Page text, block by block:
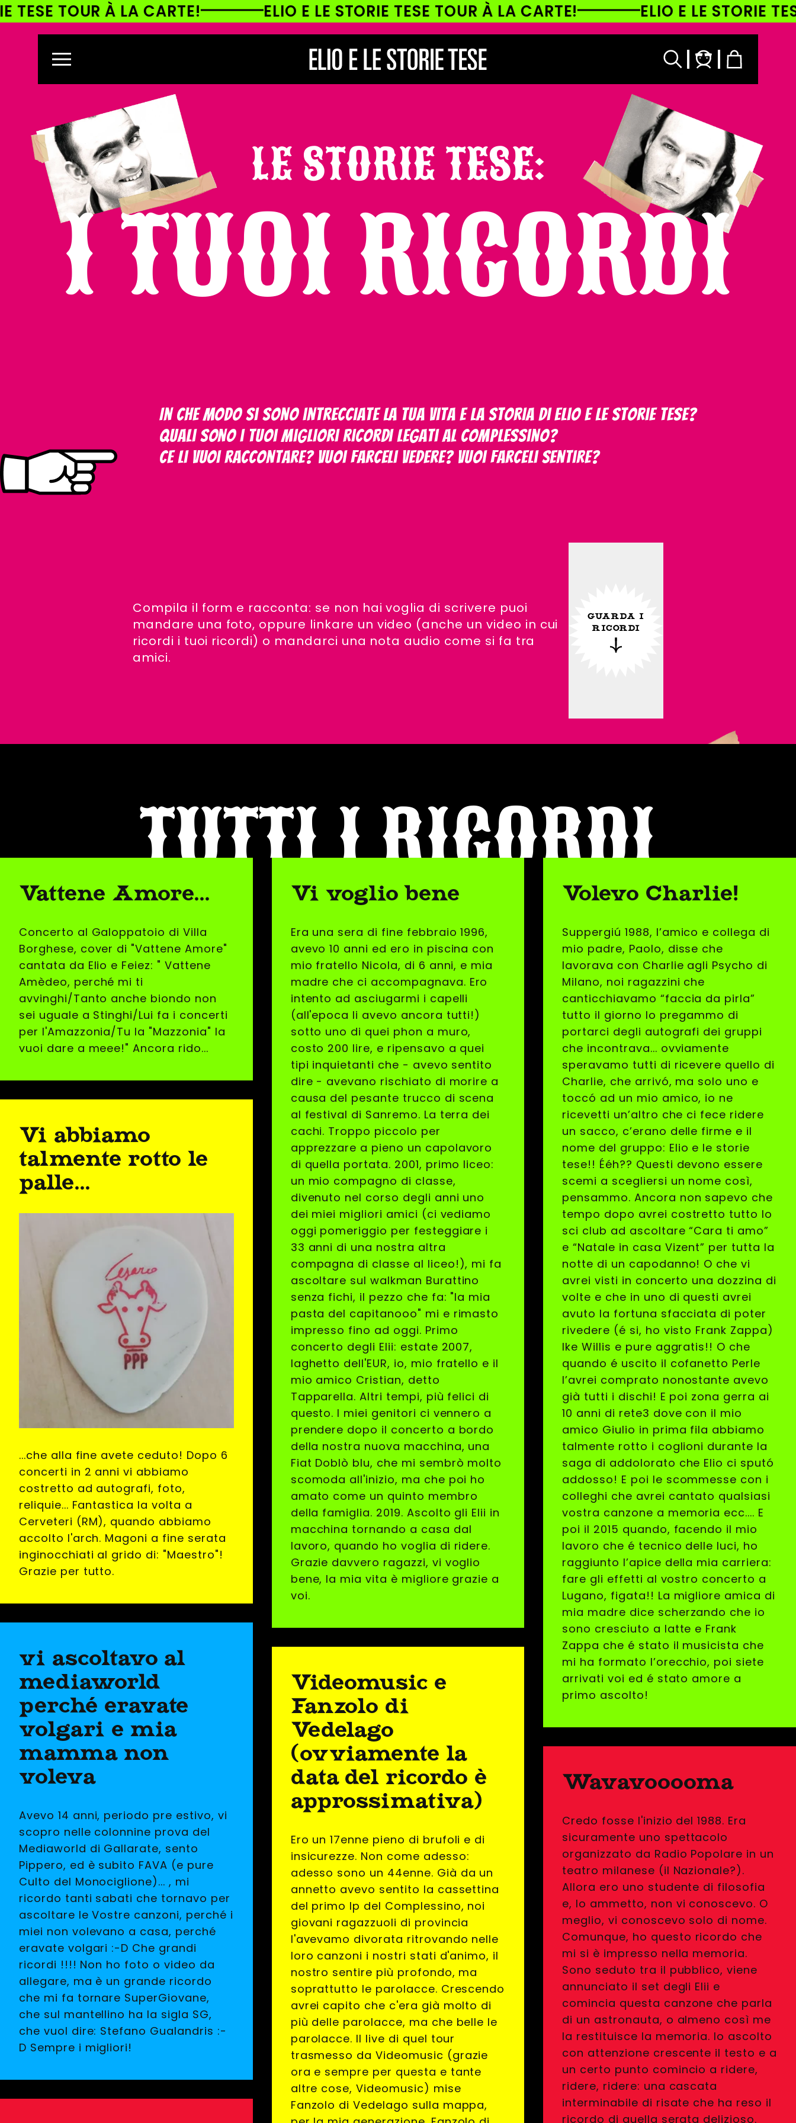
À LA CARTE! ELIO E LE STORIE TESE TOUR À LA CARTE! ELIO E LE STORIE TESE TOUR À
Accedi
Carrello
LE STORIE TESE:
I TUOI RICORDI
In che modo si sono intrecciate la tua vita e la storia di Elio e le Storie Tese?
Quali sono i tuoi migliori ricordi legati al Complessino?
Ce li vuoi raccontare? Vuoi farceli vedere? Vuoi farceli sentire?
Compila il form e racconta: se non hai voglia di scrivere puoi
mandare una foto, oppure linkare un video (anche un video in cui
ricordi i tuoi ricordi) o mandarci una nota audio come si fa tra
amici.
GUARDA I
RICORDI
TUTTI I RICORDI
Vattene Amore...
Concerto al Galoppatoio di Villa
Borghese, cover di "Vattene Amore"
cantata da Elio e Feiez: " Vattene
Amèdeo, perché mi ti
avvinghi/Tanto anche biondo non
sei uguale a Stinghi/Lui fa i concerti
per l'Amazzonia/Tu la "Mazzonia" la
vuoi dare a meee!" Ancora rido...
Vi abbiamo
talmente rotto le
palle...
...che alla fine avete ceduto! Dopo 6
concerti in 2 anni vi abbiamo
costretto ad autografi, foto,
reliquie... Fantastica la volta a
Cerveteri (RM), quando abbiamo
accolto l'arch. Magoni a fine serata
inginocchiati al grido di: "Maestro"!
Grazie per tutto.
vi ascoltavo al
mediaworld
perché eravate
volgari e mia
mamma non
voleva
Avevo 14 anni, periodo pre estivo, vi
scopro nelle colonnine prova del
Mediaworld di Gallarate, sento
Pippero, ed è subito FAVA (e pure
Culto del Monociglione)... , mi
ricordo tanti sabati che tornavo per
ascoltare le Vostre canzoni, perché i
miei non volevano a casa, perché
eravate volgari :-D Che grandi
ricordi !!!! Non ho foto o video da
allegare, ma è un grande ricordo
che mi fa tornare SuperGiovane,
che sul mantellino ha la sigla SG,
che vuol dire: Stefano Gualandris :-
D Sempre i migliori!
Vi voglio bene
Era una sera di fine febbraio 1996,
avevo 10 anni ed ero in piscina con
mio fratello Nicola, di 6 anni, e mia
madre che ci accompagnava. Ero
intento ad asciugarmi i capelli
(all'epoca li avevo ancora tutti!)
sotto uno di quei phon a muro,
costo 200 lire, e ripensavo a quei
tipi inquietanti che - avevo sentito
dire - avevano rischiato di morire a
causa del pesante trucco di scena
al festival di Sanremo. La terra dei
cachi. Troppo piccolo per
apprezzare a pieno un capolavoro
di quella portata. 2001, primo liceo:
un mio compagno di classe,
divenuto nel corso degli anni uno
dei miei migliori amici (ci vediamo
oggi pomeriggio per festeggiare i
33 anni di una nostra altra
compagna di classe al liceo!), mi fa
ascoltare sul walkman Burattino
senza fichi, il pezzo che fa: "la mia
pasta del capitanooo" mi e rimasto
impresso fino ad oggi. Primo
concerto degli Elii: estate 2007,
laghetto dell'EUR, io, mio fratello e il
mio amico Cristian, detto
Tapparella. Altri tempi, più felici di
questo. I miei genitori ci vennero a
prendere dopo il concerto a bordo
della nostra nuova macchina, una
Fiat Doblò blu, che mi sembrò molto
scomoda all'inizio, ma che poi ho
amato come un quinto membro
della famiglia. 2019. Ascolto gli Elii in
macchina tornando a casa dal
lavoro, quando ho voglia di ridere.
Grazie davvero ragazzi, vi voglio
bene, la mia vita è migliore grazie a
voi.
Videomusic e
Fanzolo di
Vedelago
(ovviamente la
data del ricordo è
approssimativa)
Ero un 17enne pieno di brufoli e di
insicurezze. Non come adesso:
adesso sono un 44enne. Già da un
annetto avevo sentito la cassettina
del primo lp del Complessino, noi
giovani ragazzuoli di provincia
l'avevamo divorata ritrovando nelle
loro canzoni i nostri stati d'animo, il
nostro sentire più profondo, ma
soprattutto le parolacce. Crescendo
avrei capito che c'era già molto di
più delle parolacce, ma che belle le
parolacce. Il live di quel tour
trasmesso da Videomusic (grazie
ora e sempre per questa e tante
altre cose, Videomusic) mise
Fanzolo di Vedelago sulla mappa,
Volevo Charlie!
Suppergiú 1988, l’amico e collega di
mio padre, Paolo, disse che
lavorava con Charlie agli Psycho di
Milano, noi ragazzini che
canticchiavamo “faccia da pirla”
tutto il giorno lo pregammo di
portarci degli autografi dei gruppi
che incontrava... ovviamente
speravamo tutti di ricevere quello di
Charlie, che arrivó, ma solo uno e
toccó ad un mio amico, io ne
ricevetti un’altro che ci fece ridere
un sacco, c’erano delle firme e il
nome del gruppo: Elio e le storie
tese!! Ééh?? Questi devono essere
scemi a scegliersi un nome così,
pensammo. Ancora non sapevo che
tempo dopo avrei costretto tutto lo
sci club ad ascoltare “Cara ti amo”
e “Natale in casa Vizent” per tutta la
notte di un capodanno! O che vi
avrei visti in concerto una dozzina di
volte e che in uno di questi avrei
avuto la fortuna sfacciata di poter
rivedere (é si, ho visto Frank Zappa)
Ike Willis e pure aggratis!! O che
quando é uscito il cofanetto Perle
l’avrei comprato nonostante avevo
già tutti i dischi! E poi zona gerra ai
10 anni di rete3 dove con il mio
amico Giulio in prima fila abbiamo
talmente rotto i coglioni durante la
saga di addolorato che Elio ci sputó
addosso! E poi le scommesse con i
colleghi che avrei cantato qualsiasi
vostra canzone a memoria ecc.... E
poi il 2015 quando, facendo il mio
lavoro che é tecnico delle luci, ho
raggiunto l’apice della mia carriera:
fare gli effetti al vostro concerto a
Lugano, figata!! La migliore amica di
mia madre dice scherzando che io
sono cresciuto a latte e Frank
Zappa che é stato il musicista che
mi ha formato l’orecchio, poi siete
arrivati voi ed é stato amore a
primo ascolto!
Wavavooooma
Credo fosse l'inizio del 1988. Era
sicuramente uno spettacolo
organizzato da Radio Popolare in un
teatro milanese (il Nazionale?).
Allora ero uno studente di filosofia
e, lo ammetto, non vi conoscevo. O
meglio, vi conoscevo solo di nome.
Comunque, ho questo ricordo che
mi si è impresso nella memoria.
Sono seduto tra il pubblico, viene
annunciato il set degli Elii e
comincia questa canzone che parla
di un astronauta, o almeno così me
la restituisce la memoria. Io ascolto
con attenzione crescente il testo e a
un certo punto comincio a ridere,
ridere, ridere: una cascata
interminabile di risate che ha reso il
ricordo di quella serata delizioso.